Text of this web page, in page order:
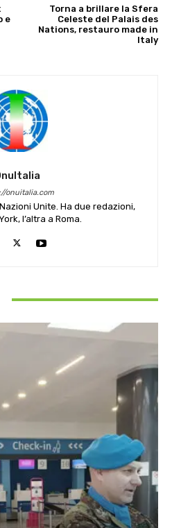
e
Torna a brillare la Sfera
Celeste del Palais des
Nations, restauro made in
Italy
onuitalia.com
Unite. Ha due redazioni,
l’altra a Roma.